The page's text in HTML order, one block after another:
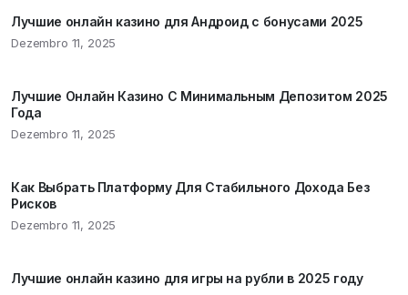
Лучшие онлайн казино для Андроид с бонусами 2025
Dezembro 11, 2025
Лучшие Онлайн Казино С Минимальным Депозитом 2025
Года
Dezembro 11, 2025
Как Выбрать Платформу Для Стабильного Дохода Без
Рисков
Dezembro 11, 2025
Лучшие онлайн казино для игры на рубли в 2025 году